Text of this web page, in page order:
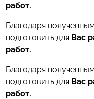
работ.
Благодаря
подготовить для Вас
работ.
Благодаря
подготовить для Вас
работ.